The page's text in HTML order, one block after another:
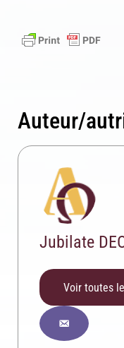
Auteur/
Jubilate
Voir toutes
Inscription
Si vous souhaitez
veuillez indiquer
S'inscrire
Se désinscrire